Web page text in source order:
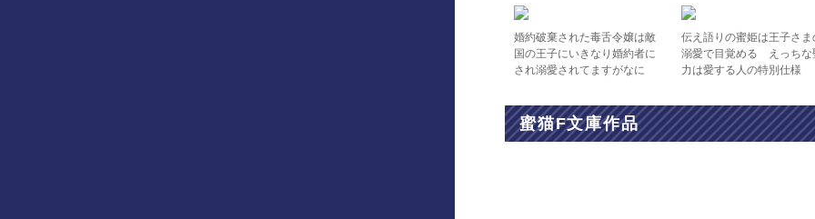
婚約破棄された毒舌令嬢は敵
国の王子にいきなり婚約者に
され溺愛されてますがなに
伝え語りの蜜姫は王子さま
溺愛で目覚める えっちな
力は愛する人の特別仕様
蜜猫F文庫作品